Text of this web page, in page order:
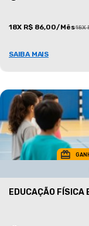
18X R$ 86,00/Mês18X
SAIBA MAIS
EDUCAÇÃO FÍSICA